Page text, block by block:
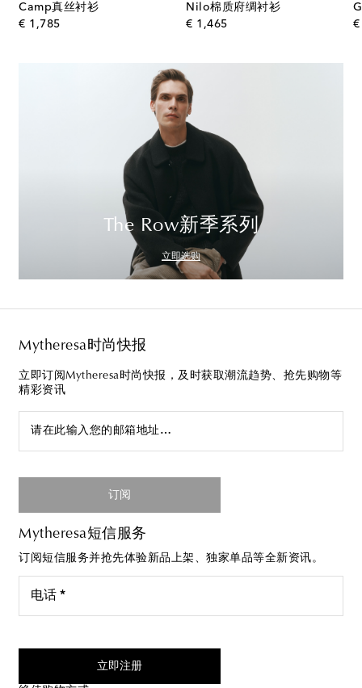
Camp真丝衬衫
€ 1,785original price
Nilo棉质府绸衬衫
€ 1,465original price
€
The Row新季系列
立即选购
Mytheresa时尚快报
立即订阅Mytheresa时尚快报，及时获取潮流趋势、抢先购物等
精彩资讯
请在此输入您的邮箱地址…
订阅
Mytheresa短信服务
订阅短信服务并抢先体验新品上架、独家单品等全新资讯。
电话 *
立即注册